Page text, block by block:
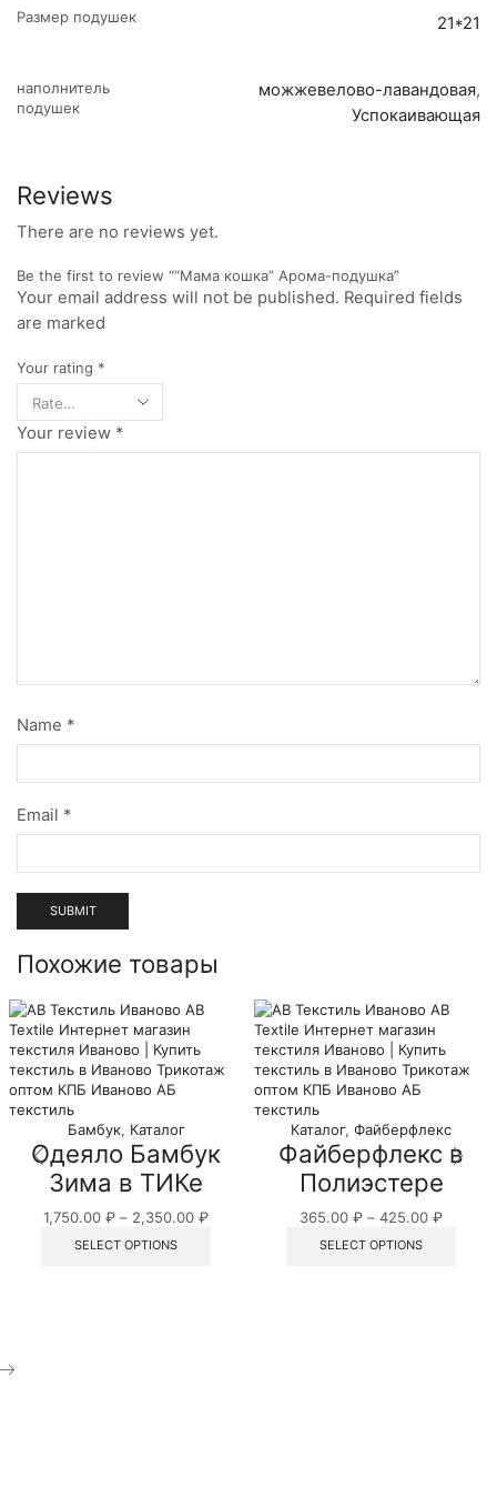
Размер подушек 21*21
наполнитель
подушек
можжевелово-лавандовая,
Успокаивающая
Reviews
There are no reviews yet.
Be the first to review ““Мама кошка” Арома-подушка”
Your email address will not be published. Required fields
are marked
Your rating *
Your review *
Name *
Email *
Похожие товары
Бамбук, Каталог
Одеяло Бамбук
Зима в ТИКе
1,750.00 ₽ – 2,350.00 ₽
SELECT OPTIONS
Каталог, Файберфлекс
Файберфлекс в
Полиэстере
365.00 ₽ – 425.00 ₽
SELECT OPTIONS